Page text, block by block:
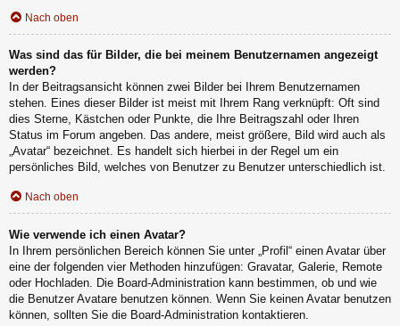
Nach oben
Was sind das für Bilder, die bei meinem Benutzernamen angezeigt
werden?
In der Beitragsansicht können zwei Bilder bei Ihrem Benutzernamen
stehen. Eines dieser Bilder ist meist mit Ihrem Rang verknüpft: Oft sind
dies Sterne, Kästchen oder Punkte, die Ihre Beitragszahl oder Ihren
Status im Forum angeben. Das andere, meist größere, Bild wird auch als
„Avatar“ bezeichnet. Es handelt sich hierbei in der Regel um ein
persönliches Bild, welches von Benutzer zu Benutzer unterschiedlich ist.
Nach oben
Wie verwende ich einen Avatar?
In Ihrem persönlichen Bereich können Sie unter „Profil“ einen Avatar über
eine der folgenden vier Methoden hinzufügen: Gravatar, Galerie, Remote
oder Hochladen. Die Board-Administration kann bestimmen, ob und wie
die Benutzer Avatare benutzen können. Wenn Sie keinen Avatar benutzen
können, sollten Sie die Board-Administration kontaktieren.